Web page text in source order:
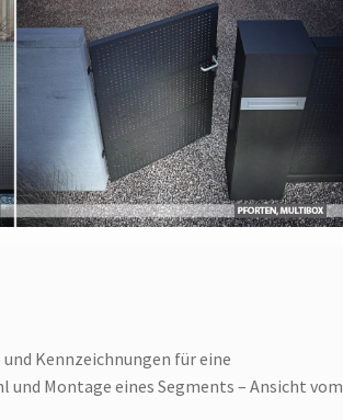
Kennzeichnungen für eine
und Montage eines Segments – Ansicht vom